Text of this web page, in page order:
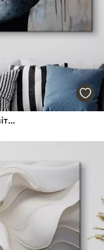
Контрастний жіночий портрет із квітами